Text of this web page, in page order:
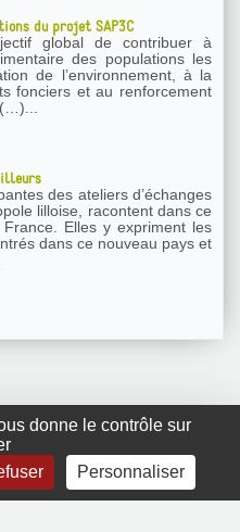
donne le contrôle sur
Personnaliser
du projet SAP3C
global de contribuer à
des populations les
de l’environnement, à la
fonciers et au renforcement
des ateliers d’échanges
lilloise, racontent dans ce
Elles y expriment les
dans ce nouveau pays et
GRDR Copyright
légales|Contact